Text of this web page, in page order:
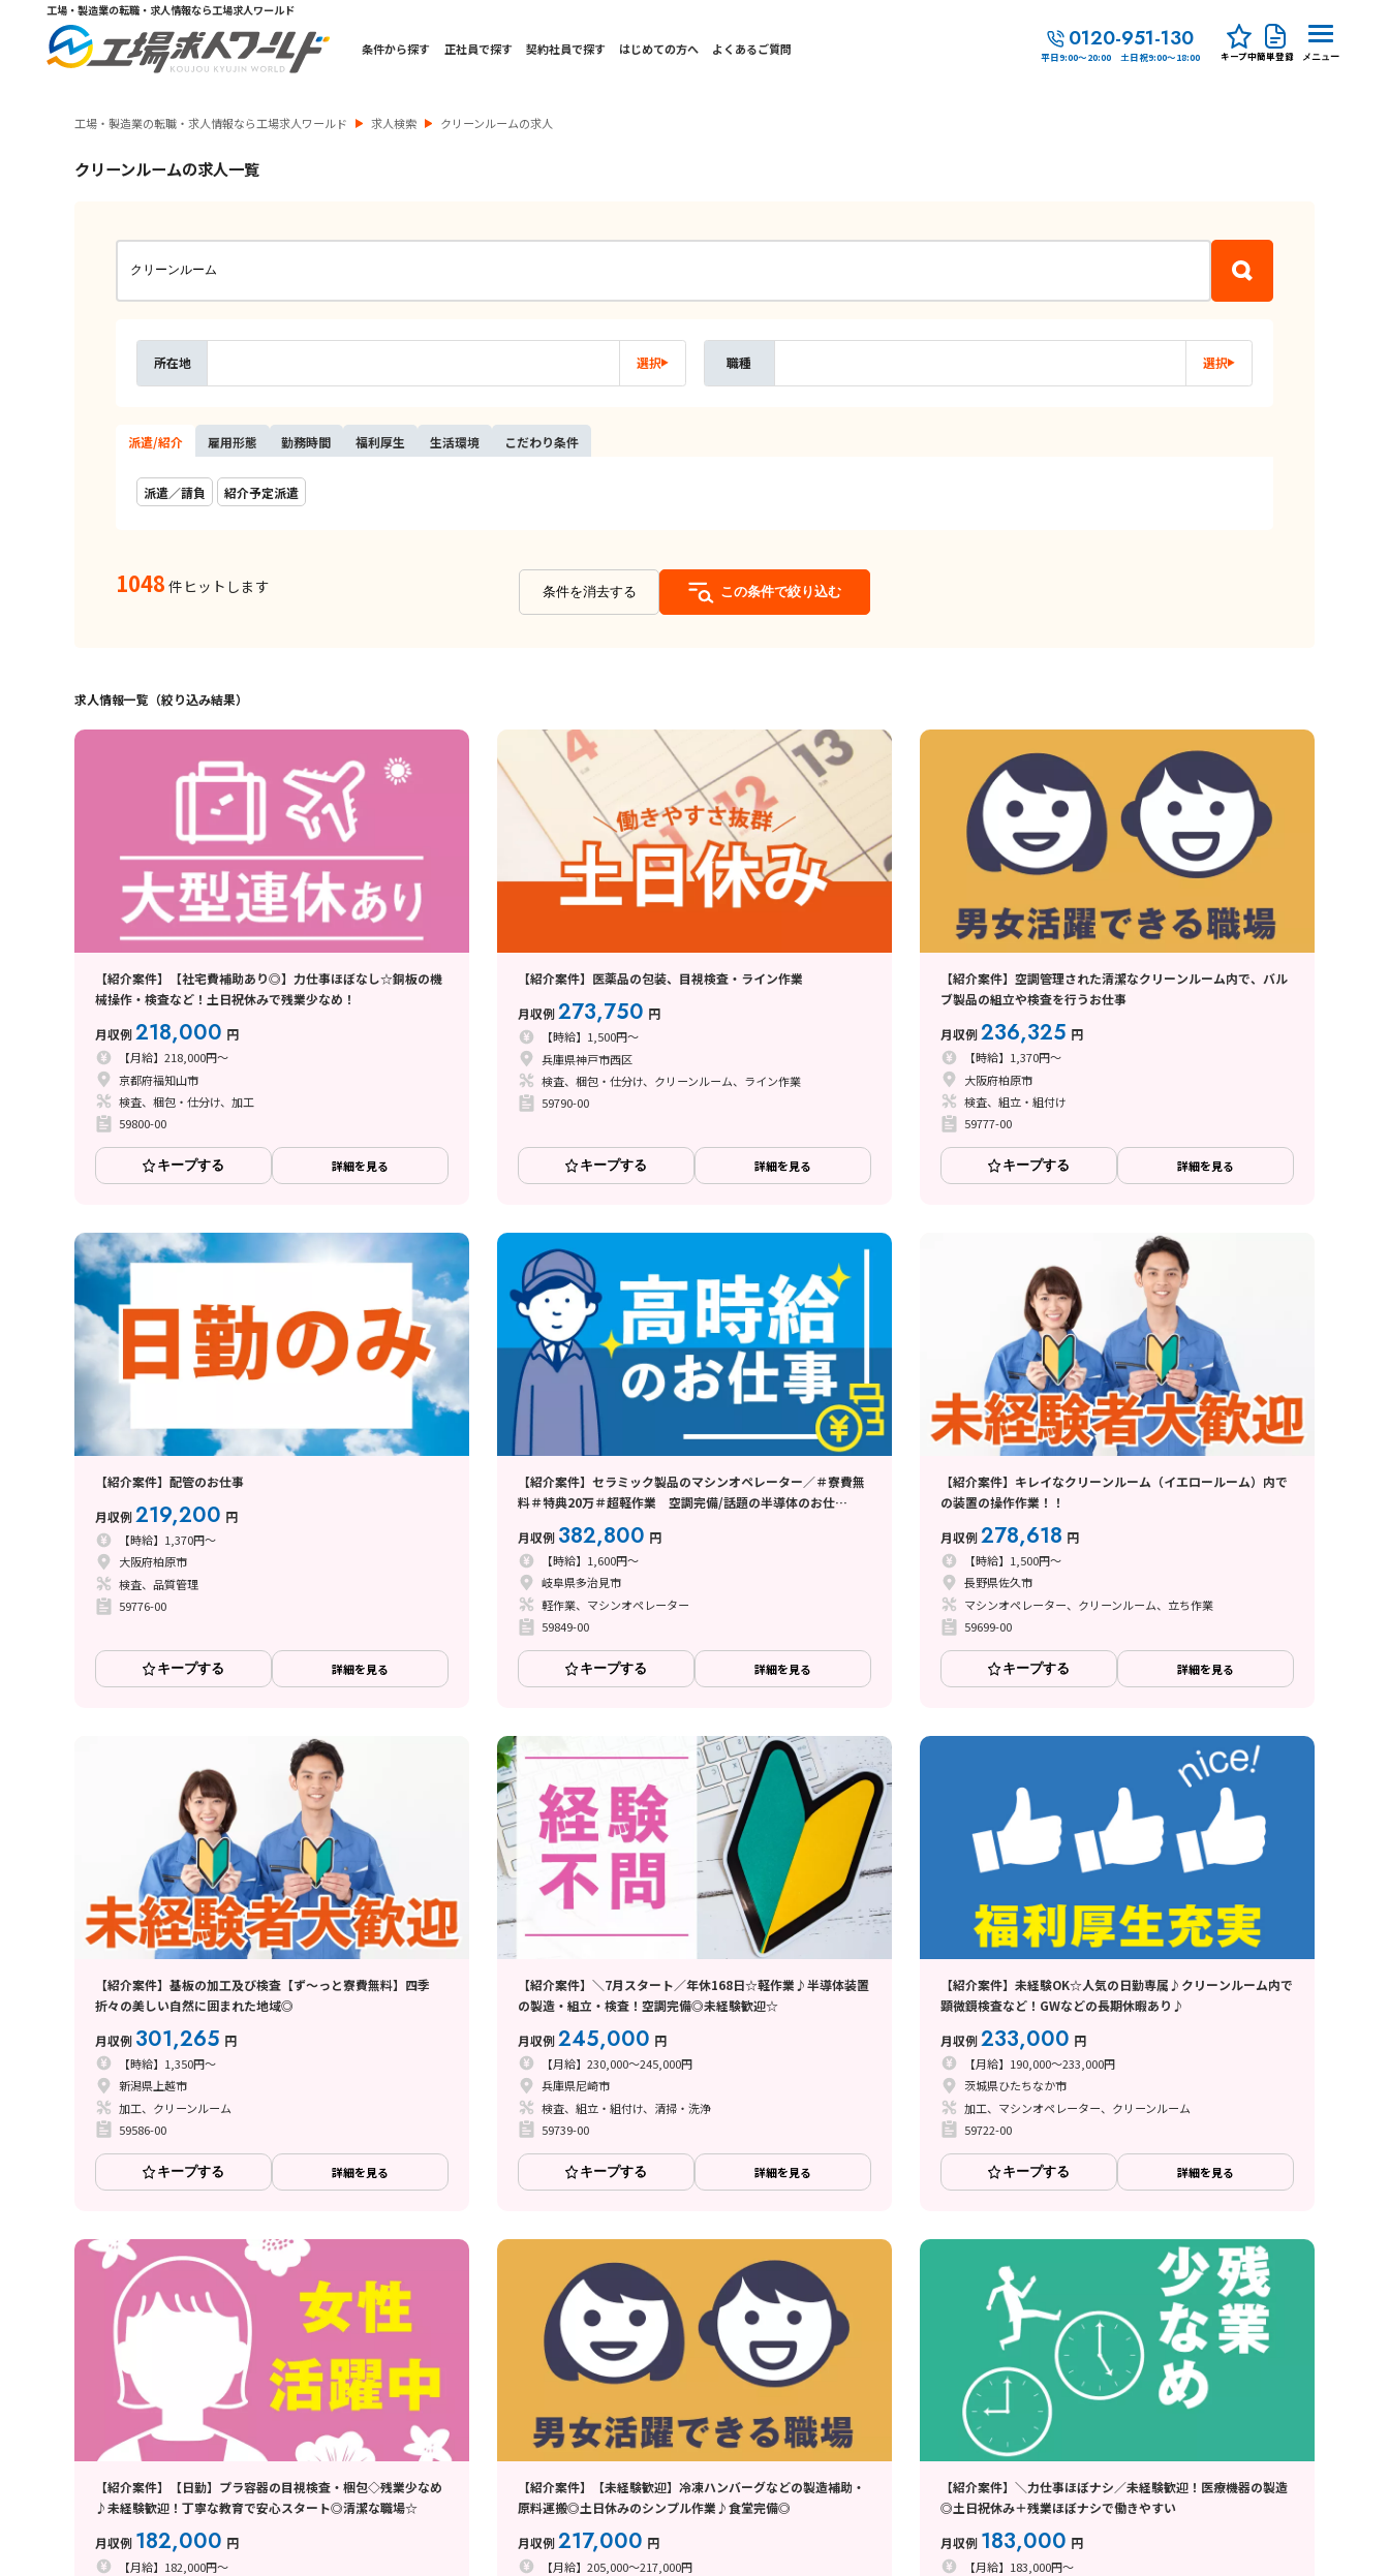
工場・製造業の転職・求人情報なら工場求人ワールド
条件から探す 正社員で探す 契約社員で探す はじめての方へ よくあるご質問 0120-951-130
平日9:00～20:00 土日祝9:00～18:00 キープ中簡単登録 メニュー
工場・製造業の転職・求人情報なら工場求人ワールド 求人検索 クリーンルームの求人
クリーンルームの求人一覧
所在地 選択 職種 選択
派遣/紹介 雇用形態 勤務時間 福利厚生 生活環境 こだわり条件
派遣／請負 紹介予定派遣
1048 件ヒットします 条件を消去する この条件で絞り込む
求人情報一覧（絞り込み結果）
【紹介案件】【社宅費補助あり◎】力仕事ほぼなし☆銅板の機
械操作・検査など！土日祝休みで残業少なめ！
月収例218,000 円
【月給】218,000円～
京都府福知山市
検査、梱包・仕分け、加工
59800-00
キープする 詳細を見る
【紹介案件】医薬品の包装、目視検査・ライン作業
月収例273,750 円
【時給】1,500円～
兵庫県神戸市西区
検査、梱包・仕分け、クリーンルーム、ライン作業
59790-00
キープする 詳細を見る
【紹介案件】空調管理された清潔なクリーンルーム内で、バル
ブ製品の組立や検査を行うお仕事
月収例236,325 円
【時給】1,370円～
大阪府柏原市
検査、組立・組付け
59777-00
キープする 詳細を見る
【紹介案件】配管のお仕事
月収例219,200 円
【時給】1,370円～
大阪府柏原市
検査、品質管理
59776-00
キープする 詳細を見る
【紹介案件】セラミック製品のマシンオペレーター／＃寮費無
料＃特典20万＃超軽作業 空調完備/話題の半導体のお仕
月収例 382,800 円
【時給】1,600円～
岐阜県多治見市
軽作業、マシンオペレーター
59849-00
キープする 詳細を見る
【紹介案件】キレイなクリーンルーム（イエロールーム）内で
の装置の操作作業！！
月収例278,618 円
【時給】1,500円～
長野県佐久市
マシンオペレーター、クリーンルーム、立ち作業
59699-00
キープする 詳細を見る
【紹介案件】基板の加工及び検査【ず～っと寮費無料】四季
折々の美しい自然に囲まれた地域◎
月収例 301,265 円
【時給】1,350円～
新潟県上越市
加工、クリーンルーム
59586-00
キープする 詳細を見る
【紹介案件】＼7月スタート／年休168日☆軽作業♪半導体装置
の製造・組立・検査！空調完備◎未経験歓迎☆
月収例245,000 円
【月給】230,000～245,000円
兵庫県尼崎市
検査、組立・組付け、清掃・洗浄
59739-00
キープする 詳細を見る
【紹介案件】未経験OK☆人気の日勤専属♪クリーンルーム内で
顕微鏡検査など！GWなどの長期休暇あり♪
月収例233,000 円
【月給】190,000～233,000円
茨城県ひたちなか市
加工、マシンオペレーター、クリーンルーム
59722-00
キープする 詳細を見る
【紹介案件】【日勤】プラ容器の目視検査・梱包◇残業少なめ
♪未経験歓迎！丁寧な教育で安心スタート◎清潔な職場☆
月収例 182,000 円
【月給】182,000円～
【紹介案件】【未経験歓迎】冷凍ハンバーグなどの製造補助・
原料運搬◎土日休みのシンプル作業♪食堂完備◎
月収例217,000 円
【月給】205,000～217,000円
【紹介案件】＼力仕事ほぼナシ／未経験歓迎！医療機器の製造
◎土日祝休み＋残業ほぼナシで働きやすい
月収例 183,000 円
【月給】183,000円～